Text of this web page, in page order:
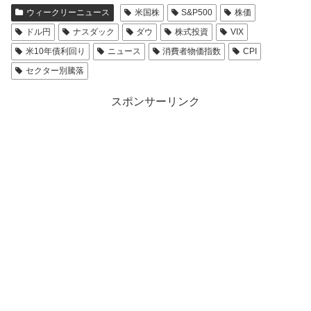
ウィークリーニュース 米国株 S&P500
株価
ドル円
ナスダック ダウ 株式投資
VIX
米10年債利回り
ニュース 消費者物価指数
CPI
セクター別騰落
スポンサーリンク